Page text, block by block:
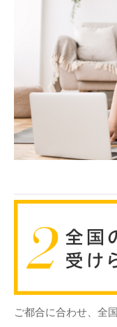
ご都合に合わせ、全